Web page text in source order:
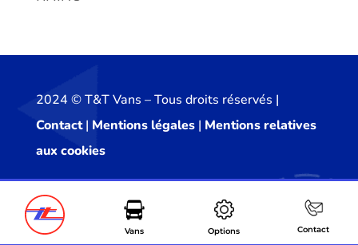
Vans Options Contact
2024 ©️ T&T Vans – Tous droits réservés |
Contact| Mentions légales| Mentions relatives
aux cookies